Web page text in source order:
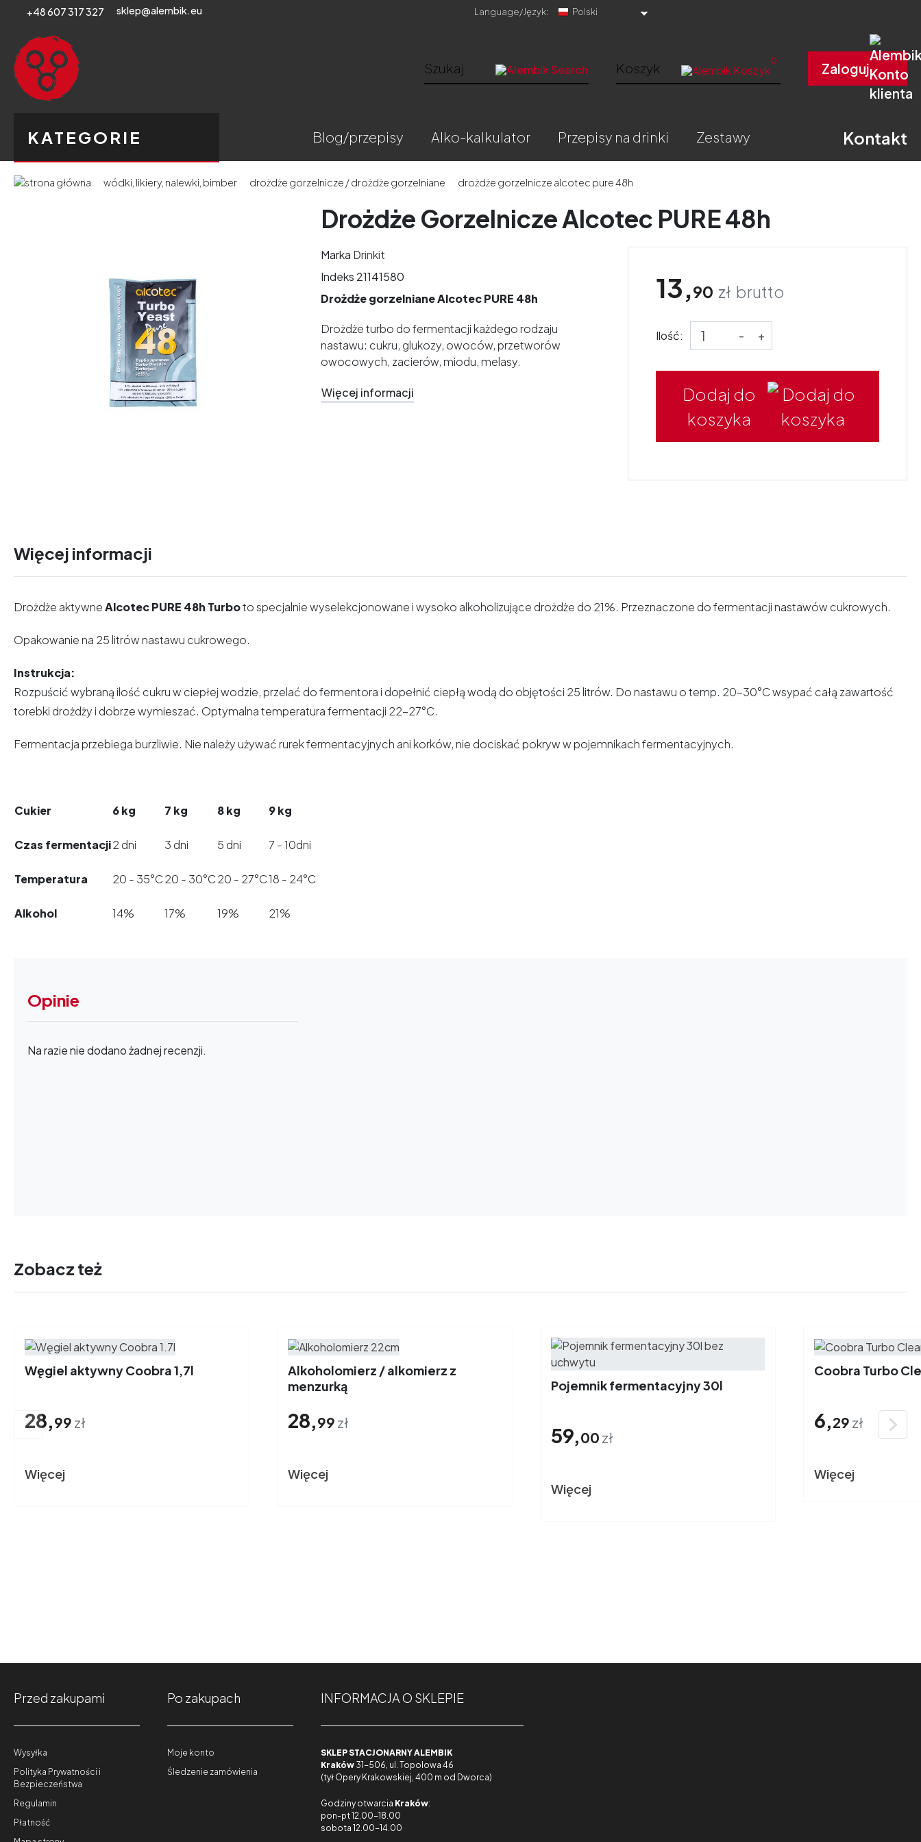
+48 607 317 327 sklep@alembik.eu Language/Język: Polski
Koszyk 0 Zaloguj
KATEGORIE blog/przepisy alko-kalkulator przepisy na drinki zestawy Kontakt
wódki, likiery, nalewki, bimber drożdże gorzelnicze / drożdże gorzelniane drożdże gorzelnicze alcotec pure 48h
Drożdże Gorzelnicze Alcotec PURE 48h
Marka Drinkit
Indeks 21141580
Drożdże gorzelniane Alcotec PURE 48h
Drożdże turbo do fermentacji każdego rodzaju
nastawu: cukru, glukozy, owoców, przetworów
owocowych, zacierów, miodu, melasy.
Więcej informacji
13,90 zł brutto
Ilość: - +
Dodaj do
koszyka
Więcej informacji
Drożdże aktywneAlcotec PURE 48h Turboto specjalnie wyselekcjonowane i wysoko alkoholizujące drożdże do 21%. Przeznaczone do fermentacji nastawów cukrowych.
Opakowanie na 25 litrów nastawu cukrowego.
Instrukcja:
Rozpuścić wybraną ilość cukru w ciepłej wodzie, przelać do fermentora i dopełnić ciepłą wodą do objętości 25 litrów. Do nastawu o temp. 20-30°C wsypać całą zawartość
torebki drożdży i dobrze wymieszać. Optymalna temperatura fermentacji 22-27°C.
Fermentacja przebiega burzliwie. Nie należy używać rurek fermentacyjnych ani korków, nie dociskać pokryw w pojemnikach fermentacyjnych.
Cukier 6 kg 7 kg 8 kg 9 kg
Czas fermentacji2 dni 3 dni 5 dni 7 - 10dni
Temperatura 20 - 35°C20 - 30°C20 - 27°C18 - 24°C
Alkohol 14% 17% 19% 21%
Opinie
Na razie nie dodano żadnej recenzji.
Zobacz też
Węgiel aktywny Coobra 1,7l
28,99 zł
Więcej
Alkoholomierz / alkomierz z
menzurką
28,99 zł
Więcej
Pojemnik fermentacyjny 30l
59,00 zł
Więcej
Coobra Turbo
6,29 zł
Więcej
 
Przed zakupami
Wysyłka
Polityka Prywatności i
Bezpieczeństwa
Regulamin
Płatność
Po zakupach
Moje konto
Śledzenie zamówienia
INFORMACJA O SKLEPIE
SKLEP STACJONARNY ALEMBIK
Kraków 31-506, ul. Topolowa 46
(tył Opery Krakowskiej, 400 m od Dworca)
Godziny otwarcia Kraków:
pon-pt 12.00-18.00
sobota 12.00-14.00